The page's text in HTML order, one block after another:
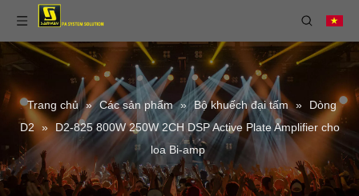
Trang chủ » Các sản phẩm » Bộ khuếch đại tấm »
Dòng
D2 » D2-825 800W 250W 2CH DSP Active Plate Amplifier cho
loa Bi-amp